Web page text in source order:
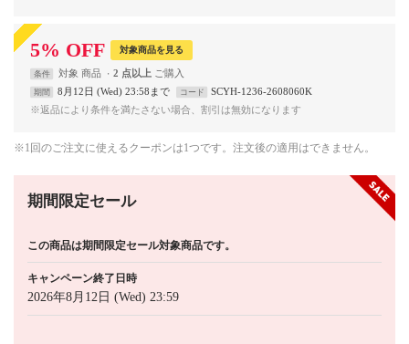
5% OFF 対象商品を見る
条件 対象 商品 2 点以上
期間 8月12日 (Wed) 23:58まで コード
SCYH-1236-2608060K
※返品により条件を満たさない場合、割引は無効になります
※1回のご注文に使えるクーポンは1つです。注文後の適用はできません。
期間限定セール
この商品は期間限定セール対象商品です。
キャンペーン終了日時
2026年8月12日 (Wed) 23:59